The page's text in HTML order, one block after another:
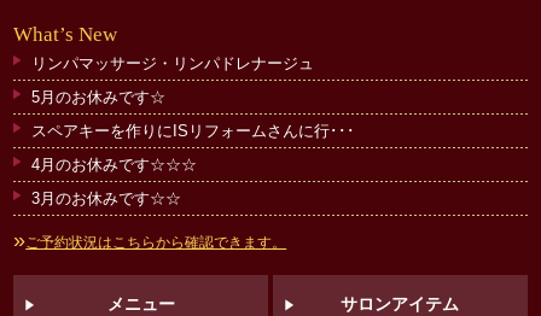
What’s New
リンパマッサージ・リンパドレナージュ
5月のお休みです☆
スペアキーを作りにISリフォームさんに行･･･
4月のお休みです☆☆☆
3月のお休みです☆☆
»ご予約状況はこちらから確認できます。
メニュー サロンアイテム